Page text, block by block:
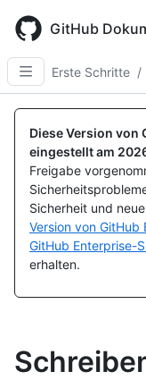
main
content
GitHub
Erste Schritte /
Diese Version von
eingestellt am
Freigabe
Sicherheit und
Version von GitHub
GitHub Enterprise-
erhalten.